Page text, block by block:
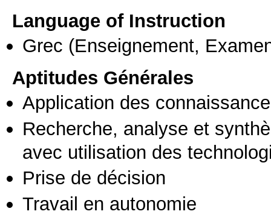
Language of Instruction
Grec (Enseignement,
Aptitudes Générales
Application des
Recherche, analyse et
avec utilisation des
Prise de décision
Travail en autonomie